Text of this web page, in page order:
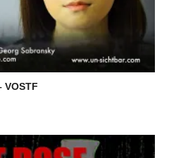
for Planetary Liberation
Light